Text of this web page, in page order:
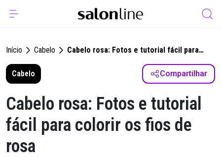
Início Cabelo
Cabelo rosa: Fotos e tutorial fácil para
Cabelo
Compartilhar
Cabelo rosa: Fotos e tutorial
fácil para colorir os fios de
rosa